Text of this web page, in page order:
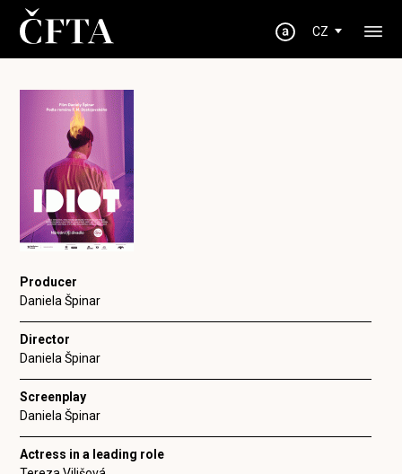
CZ
Producer
Daniela Špinar
Director
Daniela Špinar
Screenplay
Daniela Špinar
Actress in a leading role